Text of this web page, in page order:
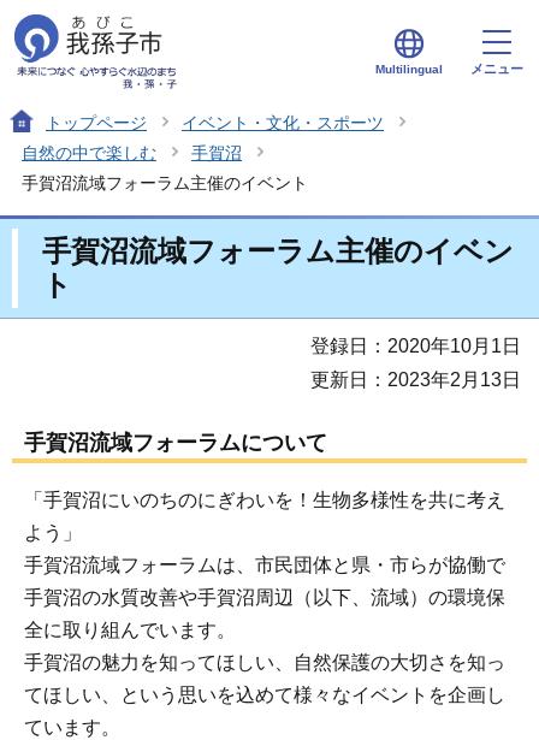
Multilingual メニュー
トップページ
イベント・文化・スポーツ
自然の中で楽しむ
手賀沼
手賀沼流域フォーラム主催のイベント
手賀沼流域フォーラム主催のイベン
ト
登録日：2020年10月1日
更新日：2023年2月13日
手賀沼流域フォーラムについて
「手賀沼にいのちのにぎわいを！生物多様性を共に考え
よう」
手賀沼流域フォーラムは、市民団体と県・市らが協働で
手賀沼の水質改善や手賀沼周辺（以下、流域）の環境保
全に取り組んでいます。
手賀沼の魅力を知ってほしい、自然保護の大切さを知っ
てほしい、という思いを込めて様々なイベントを企画し
ています。